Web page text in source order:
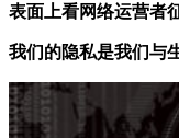
表面上看网络运营者
我们的隐私是我们与